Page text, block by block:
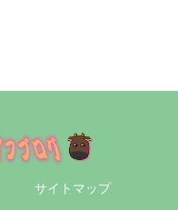
サイトマップ